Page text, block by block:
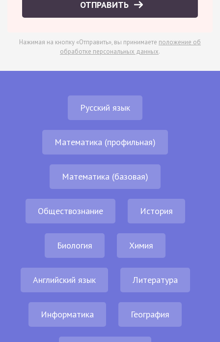
ОТПРАВИТЬ
Нажимая на кнопку «Отправить», вы принимаете положение об
обработке персональных данных.
Русский язык
Математика (профильная)
Математика (базовая)
Обществознание История
Биология Химия
Английский язык Литература
Информатика География